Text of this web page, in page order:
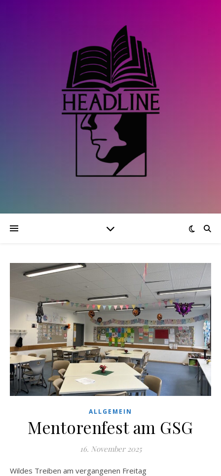
ALLGEMEIN
Mentorenfest am GSG
16. November 2025
Wildes Treiben am vergangenen Freitag